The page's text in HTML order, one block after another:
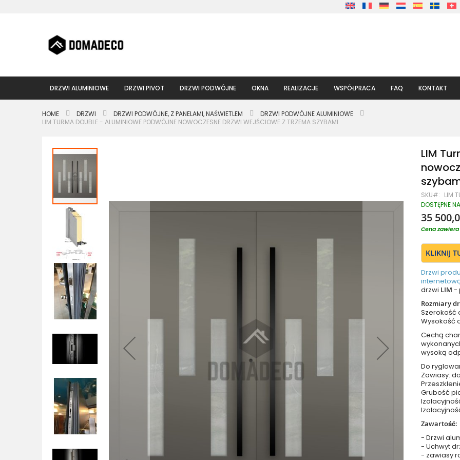
do
DRZWI ALUMINIOWE DRZWI PIVOT DRZWI PODWÓJNE OKNA REALIZACJE WSPÓŁPRACA FAQ KONTAKT
HOME DRZWI DRZWI PODWÓJNE, Z PANELAMI, NAŚWIETLEM
DRZWI PODWÓJNE ALUMINIOWE
LIM TURMA DOUBLE - ALUMINIOWE PODWÓJNE NOWOCZESNE DRZWI WEJŚCIOWE Z TRZEMA SZYBAMI
Przejdź
galerii
LIM
SKU LIM
DOSTĘPNE
35
Cena
KLIKNIJ
Drzwi
drzwi LIM -
Rozmiary
Szerokość
Wysokość
Cechą
wysoką
Do
Zawiasy:
Grubość
Zawartość:
- Drzwi
- Uchwyt
- zawiasy